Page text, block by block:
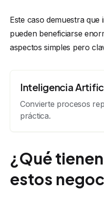
Este caso demuestra
pueden beneficiarse
aspectos simples pero
Inteligencia
Convierte procesos
práctica.
¿Qué
estos